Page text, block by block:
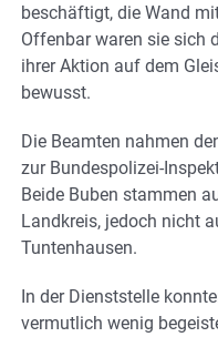
beschäftigt, die Wand
Offenbar waren sie sich
ihrer Aktion auf dem
bewusst.
Die Beamten nahmen
zur Bundespolizei-
Beide Buben stammen
Landkreis, jedoch nicht
Tuntenhausen.
In der Dienststelle
vermutlich wenig